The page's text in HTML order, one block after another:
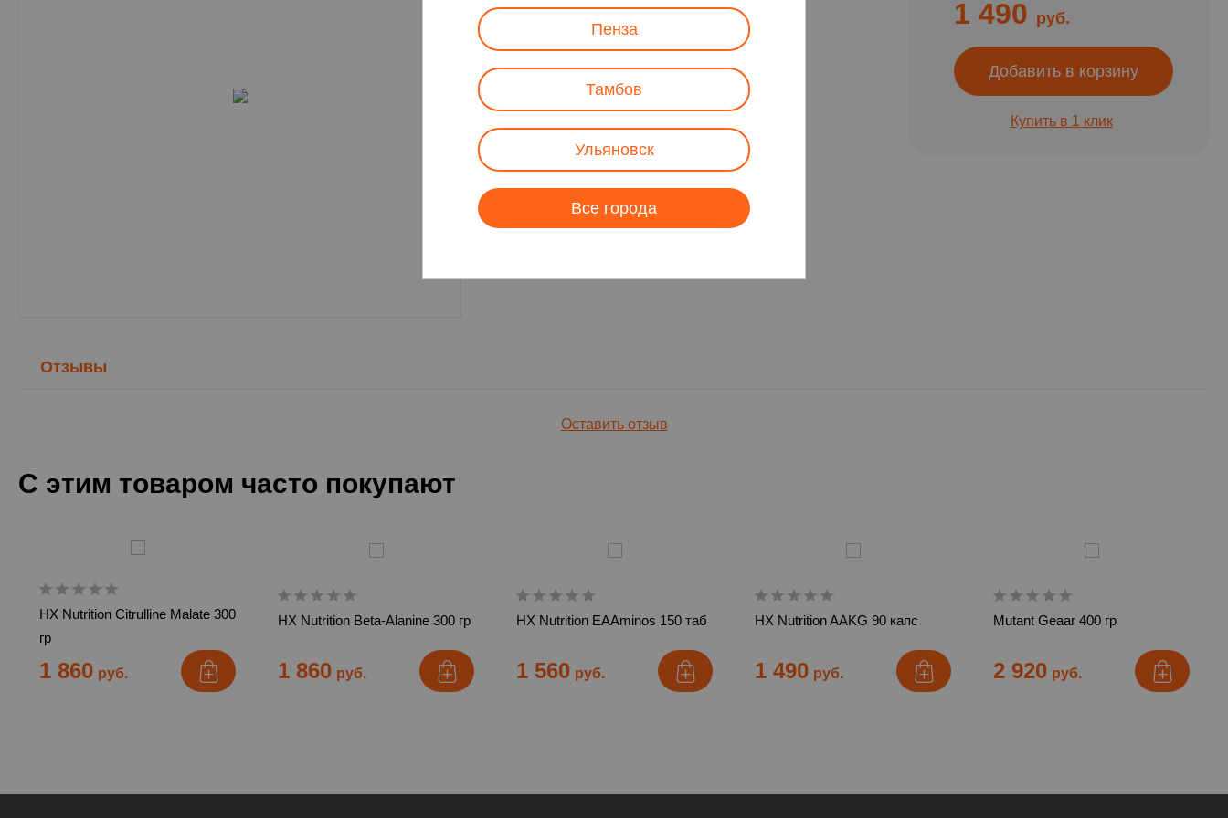
1 490 руб.
Добавить в корзину
Купить в 1 клик
Отзывы
Оставить отзыв
С этим товаром часто покупают
HX Nutrition Citrulline Malate 300
гр
1 860 руб.
HX Nutrition Beta-Alanine 300 гр
1 860 руб.
HX Nutrition EAAminos 150 таб
1 560 руб.
HX Nutrition AAKG 90 капс
1 490 руб.
Mutant Geaar 400 гр
2 920 руб.
Пенза
Тамбов
Ульяновск
Все города